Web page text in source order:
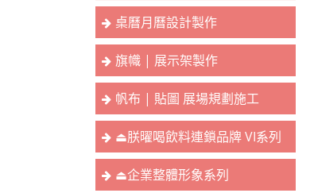
桌曆月曆設計製作
旗幟 | 展示架製作
帆布 | 貼圖 展場規劃施工
⏏︎朕曜喝飲料連鎖品牌 VI系列
⏏︎企業整體形象系列